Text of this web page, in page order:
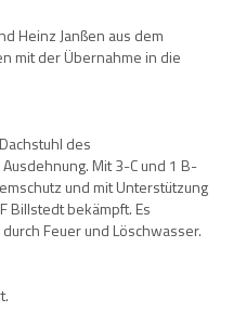
Heinz Janßen aus dem
mit der Übernahme in die
des
Mit 3-C und 1 B-
und mit Unterstützung
Billstedt bekämpft. Es
Feuer und Löschwasser.